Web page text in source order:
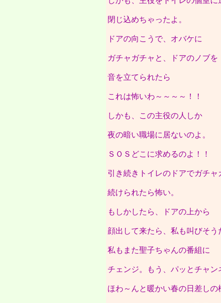
閉じ込めちゃったよ。
ドアの向こうで、オバケに
ガチャガチャと、ドアのノブを
音を立てられたら
これは怖いわ～～～～！！
しかも、この主役の人しか
夜の暗い職場に居ないのよ。
ＳＯＳどこに求めるのよ！！
引き続きトイレのドアでガチャ
続けられたら怖い。
もしかしたら、ドアの上から
顔出して来たら、私も叫びそう
私もまた聖子ちゃんの番組に
チェンジ。もう、パッとチャン
ほわ～んと暖かい春の日差しの